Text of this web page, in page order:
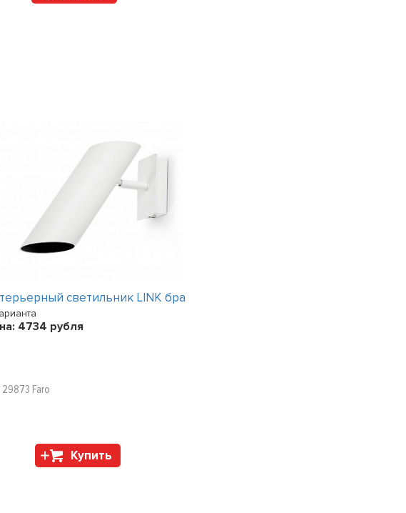
светильник LINK бра
4734 рубля
29873 Faro
Купить